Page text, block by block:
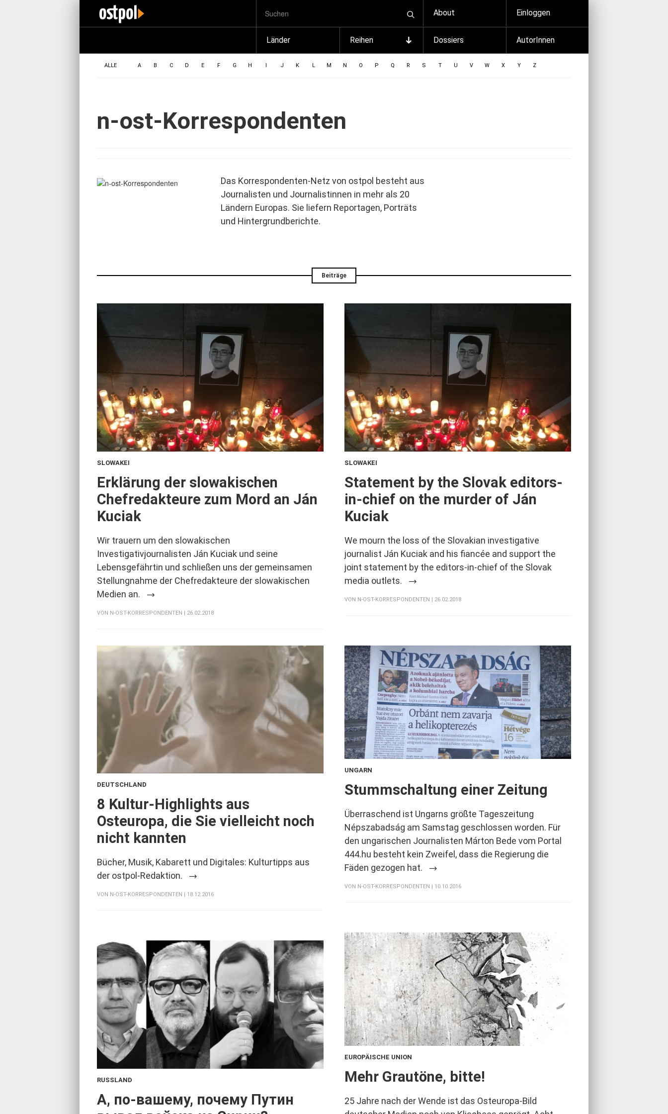
springen
Suchen About Einloggen
Länder Reihen Dossiers AutorInnen
ALLE A B C D E F G H I J K L M N O P Q R S T U V W X Y Z
n-ost-Korrespondenten
Das Korrespondenten-Netz von ostpol besteht aus
Journalisten und Journalistinnen in mehr als 20
Ländern Europas. Sie liefern Reportagen, Porträts
und Hintergrundberichte.
Beiträge
SLOWAKEI
Erklärung der slowakischen
Chefredakteure zum Mord an Ján
Kuciak
Wir trauern um den slowakischen
Investigativjournalisten Ján Kuciak und seine
Lebensgefährtin und schließen uns der gemeinsamen
Stellungnahme der Chefredakteure der slowakischen
Medien an.
VON N-OST-KORRESPONDENTEN | 26.02.2018
SLOWAKEI
Statement by the Slovak editors-
in-chief on the murder of Ján
Kuciak
We mourn the loss of the Slovakian investigative
journalist Ján Kuciak and his fiancée and support the
joint statement by the editors-in-chief of the Slovak
media outlets.
VON N-OST-KORRESPONDENTEN | 26.02.2018
DEUTSCHLAND
8 Kultur-Highlights aus
Osteuropa, die Sie vielleicht noch
nicht kannten
Bücher, Musik, Kabarett und Digitales: Kulturtipps aus
der ostpol-Redaktion.
VON N-OST-KORRESPONDENTEN | 18.12.2016
UNGARN
Stummschaltung einer Zeitung
Überraschend ist Ungarns größte Tageszeitung
Népszabadság am Samstag geschlossen worden. Für
den ungarischen Journalisten Márton Bede vom Portal
444.hu besteht kein Zweifel, dass die Regierung die
Fäden gezogen hat.
VON N-OST-KORRESPONDENTEN | 10.10.2016
RUSSLAND
А, по-вашему, почему Путин
EUROPÄISCHE UNION
Mehr Grautöne, bitte!
25 Jahre nach der Wende ist das Osteuropa-Bild